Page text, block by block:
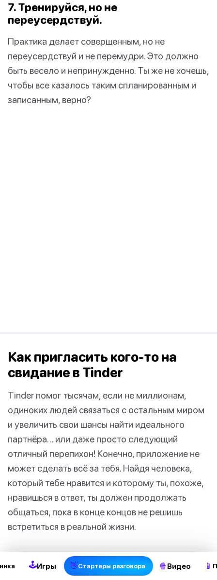
2
7. Тренируйся, но не
переусердствуй.
Практика делает совершенным, но не
переусердствуй и не перемудри. Это должно
быть весело и непринужденно. Ты же не хочешь,
чтобы все казалось таким спланированным и
записанным, верно?
Как пригласить кого-то на
свидание в Tinder
Tinder помог тысячам, если не миллионам,
одиноких людей связаться с остальным миром
и увеличить свои шансы найти идеального
партнёра… или даже просто следующий
отличный перепихон! Конечно, приложение не
может сделать всё за тебя. Найдя человека,
который тебе нравится и которому ты, похоже,
нравишься в ответ, ты должен продолжать
общаться, пока в конце концов не решишь
встретиться в реальной жизни.
Вот несколько отличных советов о том, как
пригласить человека, с которым ты
🕹Игры 👋Стартеры разговора 🍿 Видео 📱